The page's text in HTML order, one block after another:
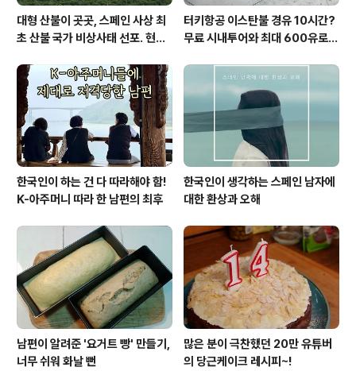
대형 산불이 곳곳, 스페인 사상 최
초 산불 국가 비상사태 선포. 현지
터키항공 이스탄불 경유 10시간?
무료 시내투어와 최대 600유로
한국인이 하는 건 다 따라해야 함!
K-아주머니 따라 한 남편의 최후
한국인이 생각하는 스페인 남자에
대한 환상과 오해
남편이 알려준 '요거트 빵' 만들기,
너무 쉬워 화날 뻔
많은 분이 극찬했던 20만 유튜버
의 당근케이크 레시피~!